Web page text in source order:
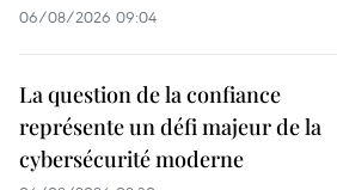
06/08/2026 09:04
La question de la confiance
représente un défi majeur de la
cybersécurité moderne